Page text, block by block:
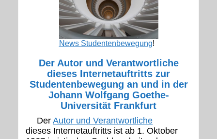
News Studentenbewegung!
Der Autor und Verantwortliche
dieses Internetauftritts zur
Studentenbewegung an und in der
Johann Wolfgang Goethe-
Universität Frankfurt
DerAutor und Verantwortliche
dieses Internetauftritts ist ab 1. Oktober